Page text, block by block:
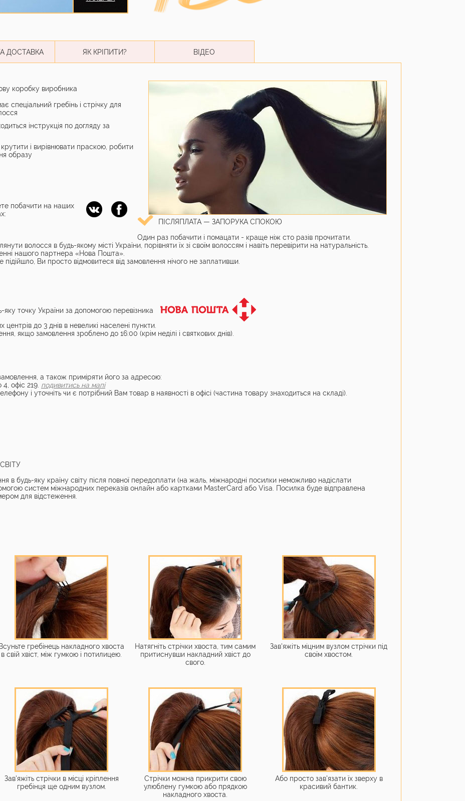
ДОСТАВКА ЯК КРІПИТИ? ВІДЕО
коробку виробника
спеціальний гребінь і стрічку для
інструкція по догляду за
і вирівнювати праскою, робити
образу
побачити на наших
ПІСЛЯПЛАТА — ЗАПОРУКА СПОКОЮ
Один раз побачити і помацати - краще ніж сто разів прочитати.
волосся в будь-якому місті України, порівняти їх зі своїм волоссям і навіть перевірити на натуральність.
нашого партнера «Нова Пошта».
Ви просто відмовитеся від замовлення нічого не заплативши.
точку України за допомогою перевізника
до 3 днів в невеликі населені пункти.
якщо замовлення зроблено до 16:00 (крім неділі і святкових днів).
а також приміряти його за адресою:
офіс 219. подивитись на мапі
і уточніть чи є потрібний Вам товар в наявності в офісі (частина товару знаходиться на складі).
в будь-яку країну світу після повної передоплати (на жаль, міжнародні посилки неможливо надіслати
систем міжнародних переказів онлайн або картками MasterCard або Visa. Посилка буде відправлена
для відстеження.
Всуньте гребінець накладного хвоста
в свій хвіст, між гумкою і потилицею.
Натягніть стрічки хвоста, тим самим
притиснувши накладний хвіст до
свого.
Зав'яжіть міцним вузлом стрічки під
своїм хвостом.
Зав'яжіть стрічки в місці кріплення
гребінця ще одним вузлом.
Стрічки можна прикрити свою
улюблену гумкою або прядкою
накладного хвоста.
Або просто зав'язати їх зверху в
красивий бантик.